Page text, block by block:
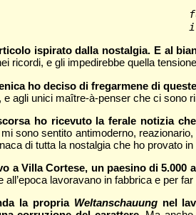
ispirato dalla nostalgia. E al
ricordi, e gli impedirebbe quella
ho deciso di fregarmene di
e agli unici maître-à-penser che ci sono
ho ricevuto la ferale notizia
sono sentito antimoderno,
di tutta la nostalgia che ho provato
a Villa Cortese, un paesino di
all’epoca lavoravano in fabbrica e per
la propria Weltanschauungnel